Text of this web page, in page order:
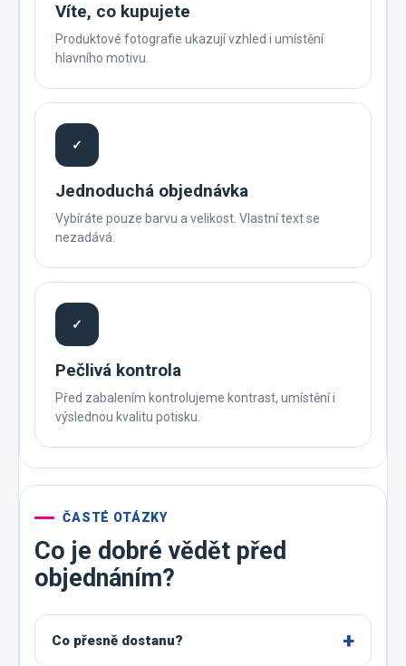
Víte, co kupujete
Produktové fotografie ukazují vzhled i umístění
hlavního motivu.
✓
Jednoduchá objednávka
Vybíráte pouze barvu a velikost. Vlastní text se
nezadává.
✓
Pečlivá kontrola
Před zabalením kontrolujeme kontrast, umístění i
výslednou kvalitu potisku.
ČASTÉ OTÁZKY
Co je dobré vědět před
objednáním?
Co přesně dostanu?